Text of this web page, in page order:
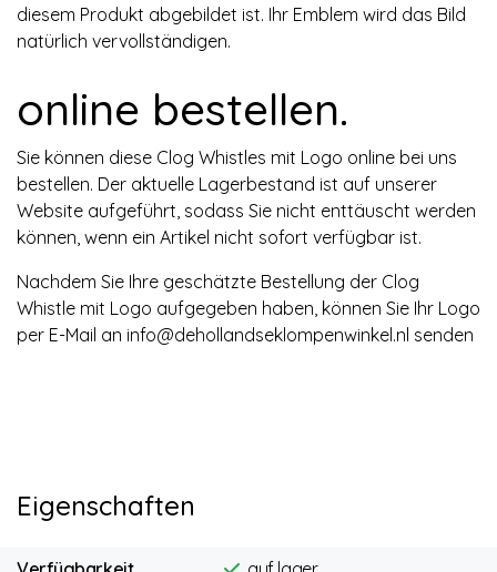
diesem Produkt abgebildet ist. Ihr Emblem wird das Bild
natürlich vervollständigen.
online bestellen.
Sie können diese Clog Whistles mit Logo online bei uns
bestellen. Der aktuelle Lagerbestand ist auf unserer
Website aufgeführt, sodass Sie nicht enttäuscht werden
können, wenn ein Artikel nicht sofort verfügbar ist.
Nachdem Sie Ihre geschätzte Bestellung der Clog
Whistle mit Logo aufgegeben haben, können Sie Ihr Logo
per E-Mail an info@dehollandseklompenwinkel.nl senden
Eigenschaften